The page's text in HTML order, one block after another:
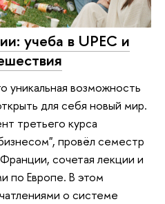
учеба в UPEC и
возможность
для себя новый мир.
третьего курса
провёл семестр
сочетая лекции и
по Европе. В этом
о системе